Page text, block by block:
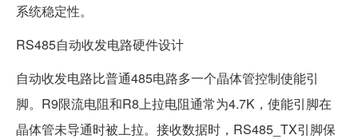
系统稳定性。
RS485自动收发电路硬件设计
自动收发电路比普通485电路多一个晶体管控制使能引
脚。R9限流电阻和R8上拉电阻通常为4.7K，使能引脚在
晶体管未导通时被上拉。接收数据时，RS485_TX引脚保